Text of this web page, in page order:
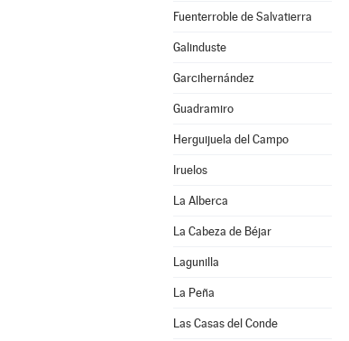
Fuenterroble de Salvatierra
Galinduste
Garcihernández
Guadramiro
Herguijuela del Campo
Iruelos
La Alberca
La Cabeza de Béjar
Lagunilla
La Peña
Las Casas del Conde